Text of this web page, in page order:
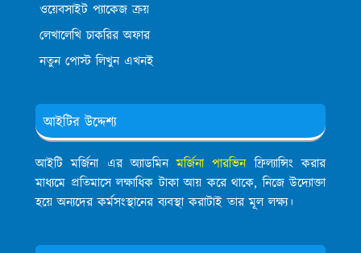
ওয়েবসাইট প্যাকেজ ক্রয়
লেখালেখি চাকরির অফার
নতুন পোস্ট লিখুন এখনই
আইটির উদ্দেশ্য
আইটি মর্জিনা এর অ্যাডমিনমর্জিনা পারভিনফ্রিল্যান্সিং করার
মাধ্যমে প্রতিমাসে লক্ষাধিক টাকা আয় করে থাকে, নিজে উদ্যোক্তা
হয়ে অন্যদের কর্মসংস্থানের ব্যবস্থা করাটাই তার মূল লক্ষ্য।